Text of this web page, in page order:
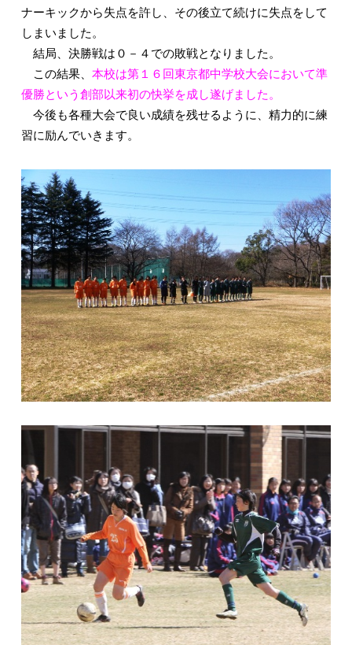
English
ナーキックから失点を許し、その後立て続けに失点をして
しまいました。
結局、決勝戦は０－４での敗戦となりました。
この結果、 本校は第１６回東京都中学校大会において準
優勝という創部以来初の快挙を成し遂げました。
今後も各種大会で良い成績を残せるように、精力的に練
習に励んでいきます。